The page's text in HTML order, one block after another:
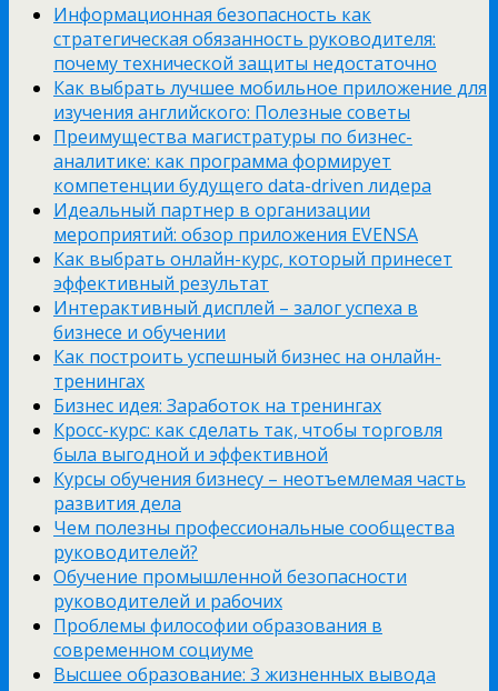
Информационная безопасность как
стратегическая обязанность руководителя:
почему технической защиты недостаточно
Как выбрать лучшее мобильное приложение для
изучения английского: Полезные советы
Преимущества магистратуры по бизнес-
аналитике: как программа формирует
компетенции будущего data-driven лидера
Идеальный партнер в организации
мероприятий: обзор приложения EVENSA
Как выбрать онлайн-курс, который принесет
эффективный результат
Интерактивный дисплей – залог успеха в
бизнесе и обучении
Как построить успешный бизнес на онлайн-
тренингах
Бизнес идея: Заработок на тренингах
Кросс-курс: как сделать так, чтобы торговля
была выгодной и эффективной
Курсы обучения бизнесу – неотъемлемая часть
развития дела
Чем полезны профессиональные сообщества
руководителей?
Обучение промышленной безопасности
руководителей и рабочих
Проблемы философии образования в
современном социуме
Высшее образование: 3 жизненных вывода